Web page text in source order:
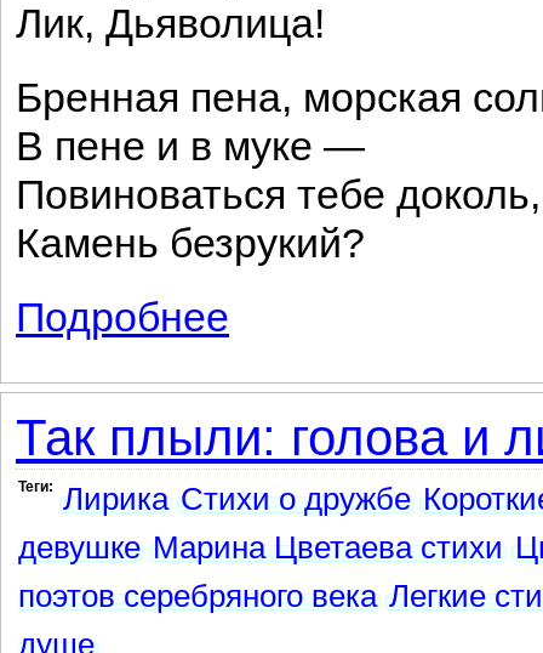
Лик, Дьяволица!
Бренная пена, морская
В пене и в муке —
Повиноваться тебе доколь,
Камень безрукий?
Подробнее
Так плыли: голова и
Теги: Лирика Стихи о дружбе
девушке Марина Цветаева стихи
поэтов серебряного века Легкие
душе